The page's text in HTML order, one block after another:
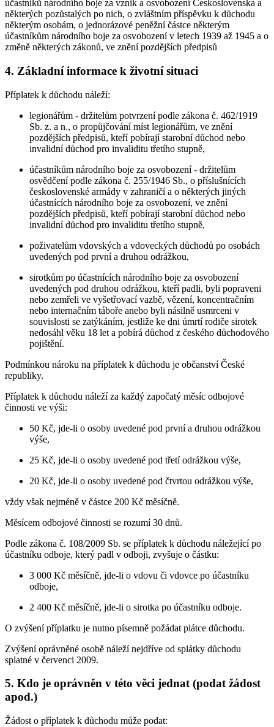
účastníků národního boje za vznik a osvobození Československa a
některých pozůstalých po nich, o zvláštním příspěvku k důchodu
některým osobám, o jednorázové peněžní částce některým
účastníkům národního boje za osvobození v letech 1939 až 1945 a o
změně některých zákonů, ve znění pozdějších předpisů
4. Základní informace k životní situaci
Příplatek k důchodu náleží:
legionářům - držitelům potvrzení podle zákona č. 462/1919
Sb. z. a n., o propůjčování míst legionářům, ve znění
pozdějších předpisů, kteří pobírají starobní důchod nebo
invalidní důchod pro invaliditu třetího stupně,
účastníkům národního boje za osvobození - držitelům
osvědčení podle zákona č. 255/1946 Sb., o příslušnících
československé armády v zahraničí a o některých jiných
účastnících národního boje za osvobození, ve znění
pozdějších předpisů, kteří pobírají starobní důchod nebo
invalidní důchod pro invaliditu třetího stupně,
poživatelům vdovských a vdoveckých důchodů po osobách
uvedených pod první a druhou odrážkou,
sirotkům po účastnících národního boje za osvobození
uvedených pod druhou odrážkou, kteří padli, byli popraveni
nebo zemřeli ve vyšetřovací vazbě, vězení, koncentračním
nebo internačním táboře anebo byli násilně usmrceni v
souvislosti se zatýkáním, jestliže ke dni úmrtí rodiče sirotek
nedosáhl věku 18 let a pobírá důchod z českého důchodového
pojištění.
Podmínkou nároku na příplatek k důchodu je občanství České
republiky.
Příplatek k důchodu náleží za každý započatý měsíc odbojové
činnosti ve výši:
50 Kč, jde-li o osoby uvedené pod první a druhou odrážkou
výše,
25 Kč, jde-li o osoby uvedené pod třetí odrážkou výše,
20 Kč, jde-li o osoby uvedené pod čtvrtou odrážkou výše,
vždy však nejméně v částce 200 Kč měsíčně.
Měsícem odbojové činnosti se rozumí 30 dnů.
Podle zákona č. 108/2009 Sb. se příplatek k důchodu náležející po
účastníku odboje, který padl v odboji, zvyšuje o částku:
3 000 Kč měsíčně, jde-li o vdovu či vdovce po účastníku
odboje,
2 400 Kč měsíčně, jde-li o sirotka po účastníku odboje.
O zvýšení příplatku je nutno písemně požádat plátce důchodu.
Zvýšení oprávněné osobě náleží nejdříve od splátky důchodu
splatné v červenci 2009.
5. Kdo je oprávněn v této věci jednat (podat žádost
apod.)
Žádost o příplatek k důchodu může podat: